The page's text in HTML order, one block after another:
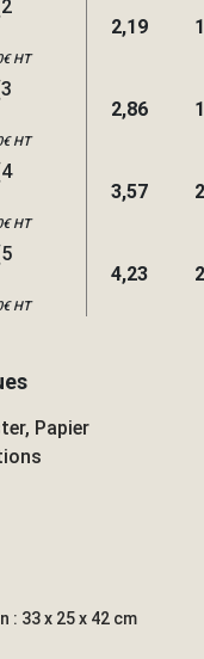
HT
2,19
HT
2,86
HT
3,57
HT
4,23
Papier
: 33 x 25 x 42 cm